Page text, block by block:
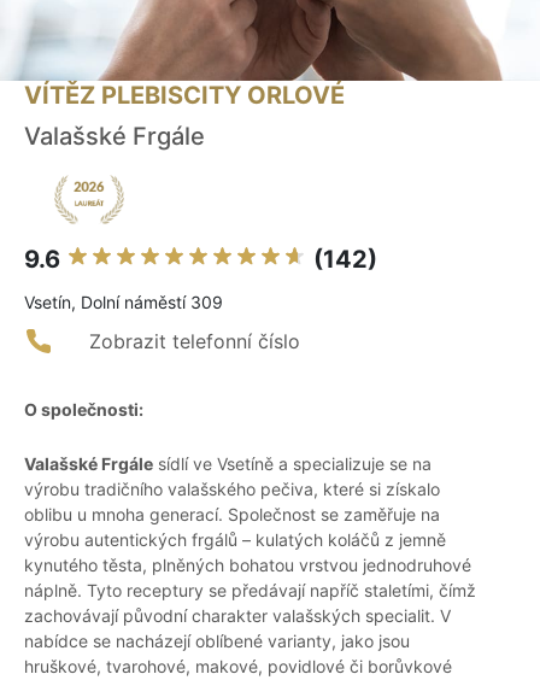
VÍTĚZ PLEBISCITY ORLOVÉ
Valašské Frgále
9.6 (142)
Vsetín, Dolní náměstí 309
Zobrazit telefonní číslo
O společnosti:
Valašské Frgále sídlí ve Vsetíně a specializuje se na
výrobu tradičního valašského pečiva, které si získalo
oblibu u mnoha generací. Společnost se zaměřuje na
výrobu autentických frgálů – kulatých koláčů z jemně
kynutého těsta, plněných bohatou vrstvou jednodruhové
náplně. Tyto receptury se předávají napříč staletími, čímž
zachovávají původní charakter valašských specialit. V
nabídce se nacházejí oblíbené varianty, jako jsou
hruškové, tvarohové, makové, povidlové či borůvkové